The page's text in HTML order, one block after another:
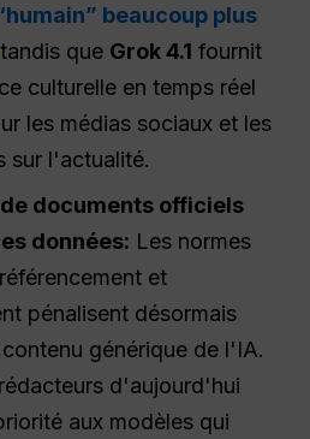
beaucoup plus
que Grok 4.1 fournit
culturelle en temps réel
les médias sociaux et les
sur l'actualité.
documents officiels
données: Les normes
et
pénalisent désormais
générique de l'IA.
d'aujourd'hui
aux modèles qui